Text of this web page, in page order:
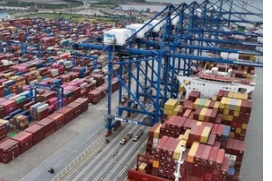
hơn 1 tháng tuổi nghi bị